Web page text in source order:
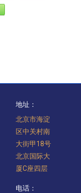
地址：
北京市海淀
区中关村南
大街甲18号
北京国际大
厦C座四层
电话：